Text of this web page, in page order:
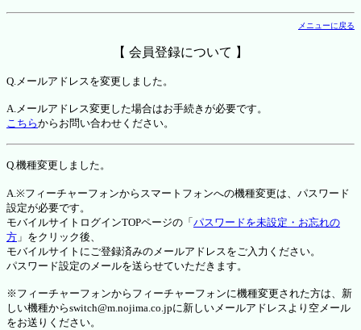
メニューに戻る
【 会員登録について 】
Q.メールアドレスを変更しました。
A.メールアドレス変更した場合はお手続きが必要です。
こちらからお問い合わせください。
Q.機種変更しました。
A.※フィーチャーフォンからスマートフォンへの機種変更は、パスワード
設定が必要です。
モバイルサイトログインTOPページの「 パスワードを未設定・お忘れの
方 」をクリック後、
モバイルサイトにご登録済みのメールアドレスをご入力ください。
パスワード設定のメールを送らせていただきます。
※フィーチャーフォンからフィーチャーフォンに機種変更された方は、新
しい機種からswitch@m.nojima.co.jpに新しいメールアドレスより空メール
をお送りください。